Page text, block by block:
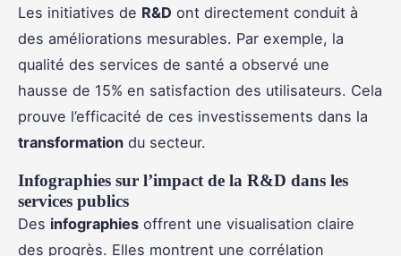
Les initiatives de R&D ont directement conduit à
des améliorations mesurables. Par exemple, la
qualité des services de santé a observé une
hausse de 15% en satisfaction des utilisateurs. Cela
prouve l’efficacité de ces investissements dans la
transformation du secteur.
Infographies sur l’impact de la R&D dans les
services publics
Des infographies offrent une visualisation claire
des progrès. Elles montrent une corrélation